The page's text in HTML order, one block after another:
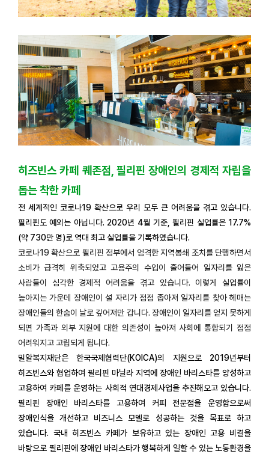
히즈빈스 카페 퀘존점, 필리핀 장애인의 경제적 자립을
돕는 착한 카페
전 세계적인 코로나19 확산으로 우리 모두 큰 어려움을 겪고 있습니다.
필리핀도 예외는 아닙니다. 2020년 4월 기준, 필리핀 실업률은 17.7%
(약 730만 명)로 역대 최고 실업률을 기록하였습니다.
코로나19 확산으로 필리핀 정부에서 엄격한 지역봉쇄 조치를 단행하면서
소비가 급격히 위축되었고 고용주의 수입이 줄어들어 일자리를 잃은
사람들이 심각한 경제적 어려움을 겪고 있습니다. 이렇게 실업률이
높아지는 가운데 장애인이 설 자리가 점점 좁아져 일자리를 찾아 헤매는
장애인들의 한숨이 날로 깊어져만 갑니다. 장애인이 일자리를 얻지 못하게
되면 가족과 외부 지원에 대한 의존성이 높아져 사회에 통합되기 점점
어려워지고 고립되게 됩니다.
밀알복지재단은 한국국제협력단(KOICA)의 지원으로 2019년부터
히즈빈스와 협업하여 필리핀 마닐라 지역에 장애인 바리스타를 양성하고
고용하여 카페를 운영하는 사회적 연대경제사업을 추진해오고 있습니다.
필리핀 장애인 바리스타를 고용하여 커피 전문점을 운영함으로써
장애인식을 개선하고 비즈니스 모델로 성공하는 것을 목표로 하고
있습니다. 국내 히즈빈스 카페가 보유하고 있는 장애인 고용 비결을
바탕으로 필리핀에 장애인 바리스타가 행복하게 일할 수 있는 노동환경을